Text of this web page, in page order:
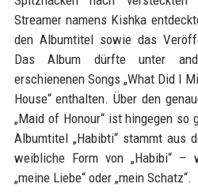
Streamer namens Kishka
den Albumtitel sowie das
Das Album dürfte unter
erschienenen Songs „What Did I
House“ enthalten. Über den
„Maid of Honour“ ist hingegen
Albumtitel „Habibti“ stammt aus
weibliche Form von „Habibi“
„meine Liebe“ oder „mein Schatz“.